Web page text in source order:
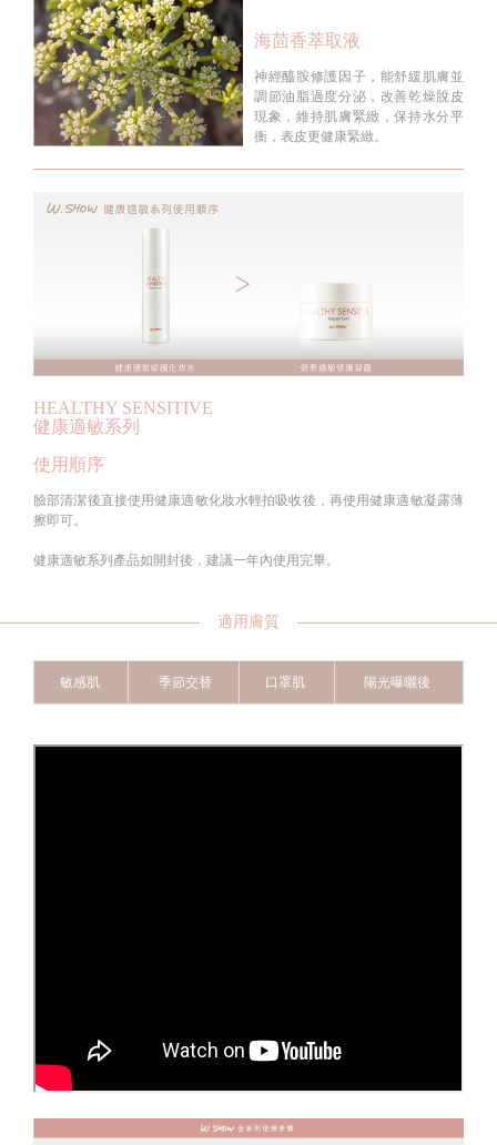
海茴香萃取液
神經醯胺修護因子，能舒緩肌膚並
調節油脂過度分泌，改善乾燥脫皮
現象，維持肌膚緊緻，保持水分平
衡，表皮更健康緊緻。
HEALTHY SENSITIVE
健康適敏系列
使用順序
臉部清潔後直接使用健康適敏化妝水輕拍吸收後，再使用健康適敏凝露薄
擦即可。
健康適敏系列產品如開封後，建議一年內使用完畢。
適用膚質
敏感肌 季節交替 口罩肌 陽光曝曬後